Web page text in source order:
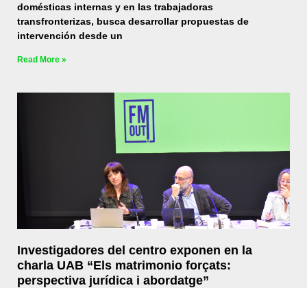
domésticas internas y en las trabajadoras
transfronterizas, busca desarrollar propuestas de
intervención desde un
Read More »
Investigadores del centro exponen en la
charla UAB “Els matrimonio forçats:
perspectiva jurídica i abordatge”